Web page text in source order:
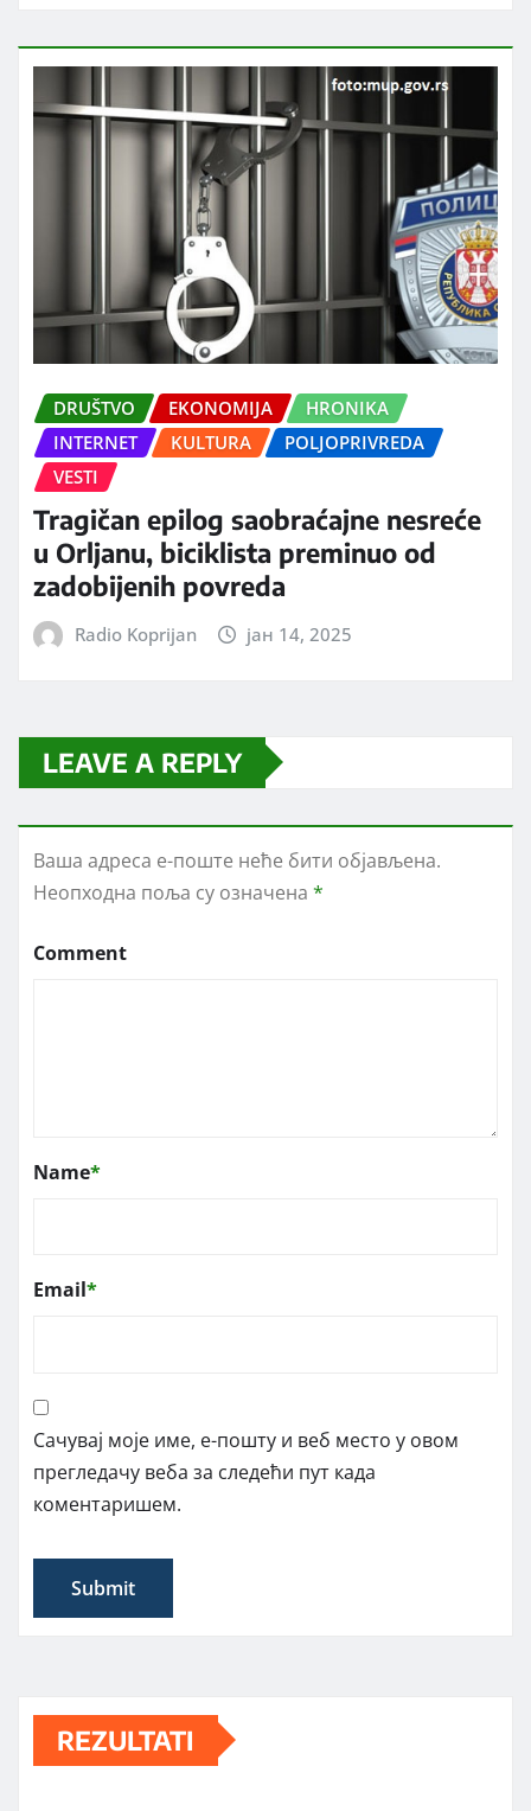
DRUŠTVO EKONOMIJA
HRONIKA
INTERNET
KULTURA
POLJOPRIVREDA
VESTI
Tragičan epilog saobraćajne nesreće
u Orljanu, biciklista preminuo od
zadobijenih povreda
Radio Koprijan јан 14, 2025
LEAVE A REPLY
Ваша адреса е-поште неће бити објављена.
Неопходна поља су означена *
Comment
Name*
Email*
Сачувај моје име, е-пошту и веб место у овом
прегледачу веба за следећи пут када
коментаришем.
REZULTATI